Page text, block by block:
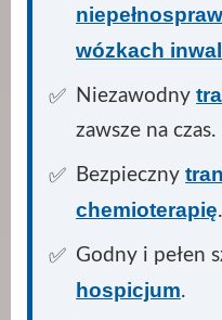
wózkach
Niezawodny
zawsze na czas.
Bezpieczny
chemioterapię.
Godny i pełen
hospicjum.